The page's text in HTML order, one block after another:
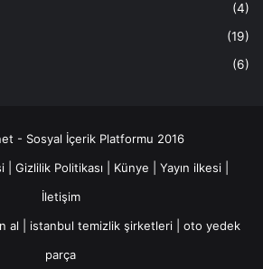
(4)
(19)
(6)
- Sosyal İçerik Platformu 2016
Gizlilik Politikası Künye Yayın ilkesi
İletişim
al
istanbul temizlik şirketleri
oto yedek
parça